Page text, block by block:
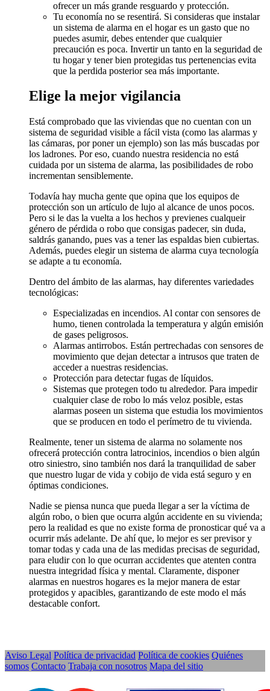
ofrecer un más grande resguardo y protección.
Tu economía no se resentirá. Si consideras que instalar
un sistema de alarma en el hogar es un gasto que no
puedes asumir, debes entender que cualquier
precaución es poca. Invertir un tanto en la seguridad de
tu hogar y tener bien protegidas tus pertenencias evita
que la perdida posterior sea más importante.
Elige la mejor vigilancia
Está comprobado que las viviendas que no cuentan con un
sistema de seguridad visible a fácil vista (como las alarmas y
las cámaras, por poner un ejemplo) son las más buscadas por
los ladrones. Por eso, cuando nuestra residencia no está
cuidada por un sistema de alarma, las posibilidades de robo
incrementan sensiblemente.
Todavía hay mucha gente que opina que los equipos de
protección son un artículo de lujo al alcance de unos pocos.
Pero si le das la vuelta a los hechos y previenes cualqueir
género de pérdida o robo que consigas padecer, sin duda,
saldrás ganando, pues vas a tener las espaldas bien cubiertas.
Además, puedes elegir un sistema de alarma cuya tecnología
se adapte a tu economía.
Dentro del ámbito de las alarmas, hay diferentes variedades
tecnológicas:
Especializadas en incendios. Al contar con sensores de
humo, tienen controlada la temperatura y algún emisión
de gases peligrosos.
Alarmas antirrobos. Están pertrechadas con sensores de
movimiento que dejan detectar a intrusos que traten de
acceder a nuestras residencias.
Protección para detectar fugas de líquidos.
Sistemas que protegen todo tu alrededor. Para impedir
cualquier clase de robo lo más veloz posible, estas
alarmas poseen un sistema que estudia los movimientos
que se producen en todo el perímetro de tu vivienda.
Realmente, tener un sistema de alarma no solamente nos
ofrecerá protección contra latrocinios, incendios o bien algún
otro siniestro, sino también nos dará la tranquilidad de saber
que nuestro lugar de vida y cobijo de vida está seguro y en
óptimas condiciones.
Nadie se piensa nunca que pueda llegar a ser la víctima de
algún robo, o bien que ocurra algún accidente en su vivienda;
pero la realidad es que no existe forma de pronosticar qué va a
ocurrir más adelante. De ahí que, lo mejor es ser previsor y
tomar todas y cada una de las medidas precisas de seguridad,
para eludir con lo que ocurran accidentes que atenten contra
nuestra integridad física y mental. Claramente, disponer
alarmas en nuestros hogares es la mejor manera de estar
protegidos y apacibles, garantizando de este modo el más
destacable confort.
Aviso Legal Política de privacidad Política de cookies Quiénes
somos Contacto Trabaja con nosotros Mapa del sitio